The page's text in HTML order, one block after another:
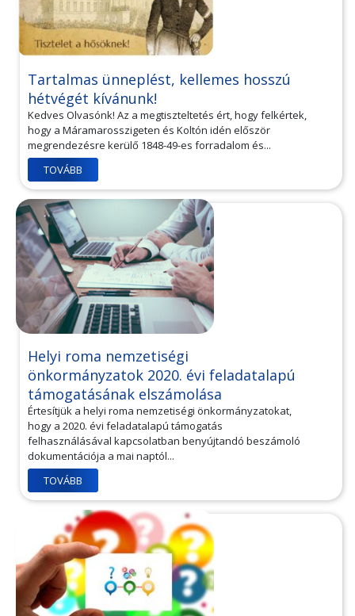
Tartalmas ünneplést, kellemes hosszú
hétvégét kívánunk!
Kedves Olvasónk! Az a megtiszteltetés ért, hogy felkértek,
hogy a Máramarosszigeten és Koltón idén először
megrendezésre kerülő 1848-49-es forradalom és...
TOVÁBB
Helyi roma nemzetiségi
önkormányzatok 2020. évi feladatalapú
támogatásának elszámolása
Értesítjük a helyi roma nemzetiségi önkormányzatokat,
hogy a 2020. évi feladatalapú támogatás
felhasználásával kapcsolatban benyújtandó beszámoló
dokumentációja a mai naptól...
TOVÁBB